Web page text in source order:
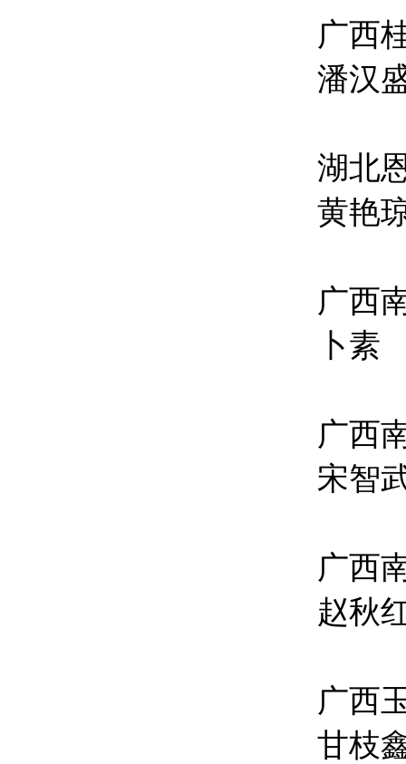
广西
潘汉
湖北
黄艳
广西
卜素
广西
宋智
广西
赵秋
广西
甘枝